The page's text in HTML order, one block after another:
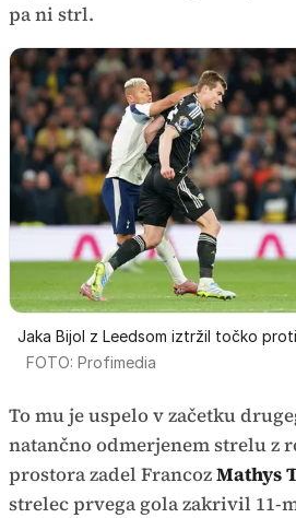
pa ni strl.
Jaka Bijol z Leedsom iztržil točko
FOTO: Profimedia
To mu je uspelo v začetku
natančno odmerjenem strelu z
prostora zadel FrancozMathys
strelec prvega gola zakrivil 11-